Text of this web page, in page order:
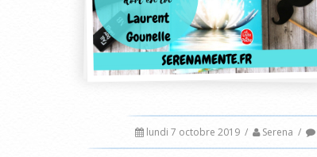
lundi 7 octobre 2019 / Serena /